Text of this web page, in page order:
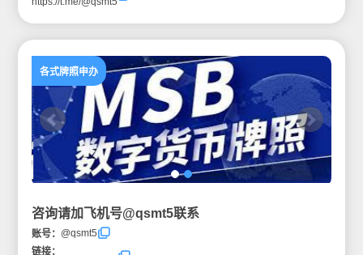
各式牌照申办
咨询请加飞机号@qsmt5联系
账号： @qsmt5
链接：